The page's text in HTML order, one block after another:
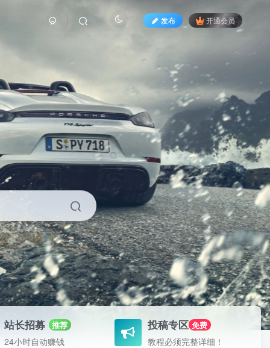
发布 开通会员
站长招募 推荐
24小时自动赚钱
投稿专区 免费
教程必须完整详细！